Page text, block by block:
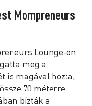
Mompreneurs
Lounge-on
meg a
is magával hozta,
70 méterre
bízták a